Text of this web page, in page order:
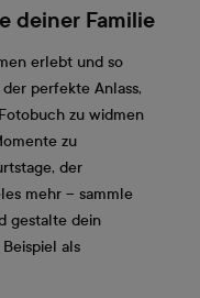
deiner Familie
erlebt und so
perfekte Anlass,
zu widmen
zu
der
mehr – sammle
gestalte dein
als